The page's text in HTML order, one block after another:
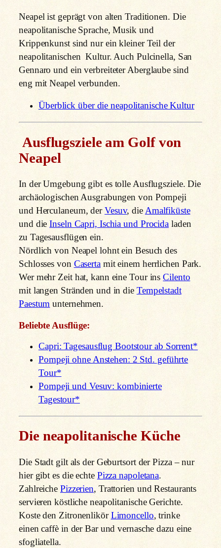
Neapel ist geprägt von alten Traditionen. Die
neapolitanische Sprache, Musik und
Krippenkunst sind nur ein kleiner Teil der
neapolitanischen Kultur. Auch Pulcinella, San
Gennaro und ein verbreiteter Aberglaube sind
eng mit Neapel verbunden.
Überblick über die neapolitanische Kultur
Ausflugsziele am Golf von
Neapel
In der Umgebung gibt es tolle Ausflugsziele. Die
archäologischen Ausgrabungen von Pompeji
und Herculaneum, der Vesuv, die Amalfiküste
und dieInseln Capri, Ischia und Procidaladen
zu Tagesausflügen ein.
Nördlich von Neapel lohnt ein Besuch des
Schlosses von Casertamit einem herrlichen Park.
Wer mehr Zeit hat, kann eine Tour insCilento
mit langen Stränden und in die Tempelstadt
Paestum unternehmen.
Beliebte Ausflüge:
Capri: Tagesausflug Bootstour ab Sorrent*
Pompeji ohne Anstehen: 2 Std. geführte
Tour*
Pompeji und Vesuv: kombinierte
Tagestour*
Die neapolitanische Küche
Die Stadt gilt als der Geburtsort der Pizza – nur
hier gibt es die echte Pizza napoletana.
Zahlreiche Pizzerien, Trattorien und Restaurants
servieren köstliche neapolitanische Gerichte.
Koste den Zitronenlikör Limoncello, trinke
einen caffè in der Bar und vernasche dazu eine
sfogliatella.